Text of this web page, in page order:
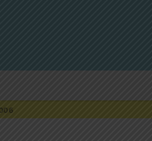
市